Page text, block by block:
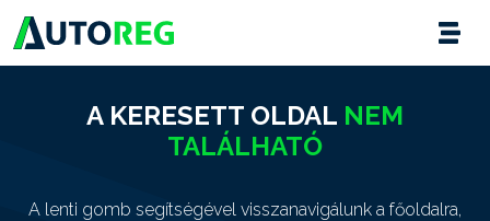
A KERESETT OLDAL NEM
TALÁLHATÓ
A lenti gomb segítségével visszanavigálunk a főoldalra,